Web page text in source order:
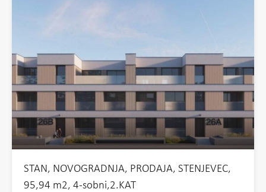
STAN, NOVOGRADNJA, PRODAJA, STENJEVEC,
95,94 m2, 4-sobni,2.KAT